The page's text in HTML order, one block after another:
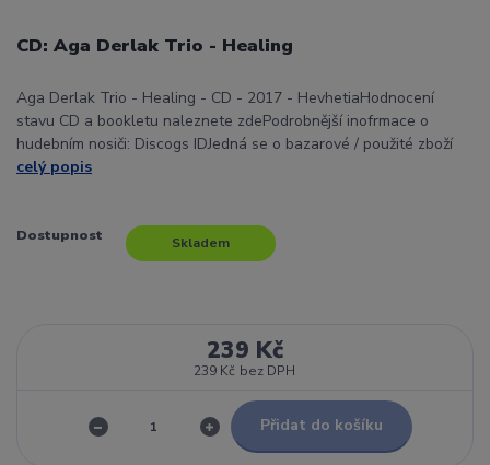
CD: Aga Derlak Trio - Healing
Aga Derlak Trio - Healing - CD - 2017 - HevhetiaHodnocení
stavu CD a bookletu naleznete zdePodrobnější inofrmace o
hudebním nosiči: Discogs IDJedná se o bazarové / použité zboží
celý popis
Dostupnost Skladem
239 Kč
239 Kč bez DPH
Přidat do košíku